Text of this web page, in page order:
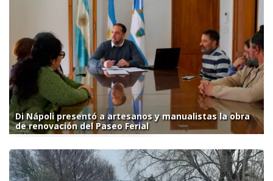
Di Nápoli presentó a artesanos y manualistas la obra
de renovación del Paseo Ferial